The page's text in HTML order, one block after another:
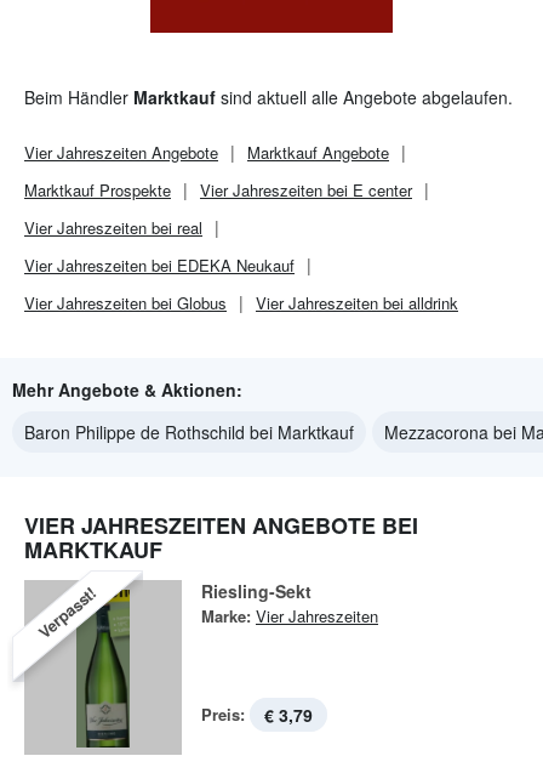
Beim Händler Marktkauf sind aktuell alle Angebote abgelaufen.
Vier Jahreszeiten Angebote Marktkauf Angebote
Marktkauf Prospekte
Vier Jahreszeiten bei E center
Vier Jahreszeiten bei real
Vier Jahreszeiten bei EDEKA Neukauf
Vier Jahreszeiten bei Globus
Vier Jahreszeiten bei alldrink
Mehr Angebote & Aktionen:
Baron Philippe de Rothschild bei Marktkauf
Mezzacorona bei
VIER JAHRESZEITEN ANGEBOTE BEI
MARKTKAUF
Verpasst! Riesling-Sekt
Marke: Vier Jahreszeiten
Preis: € 3,79